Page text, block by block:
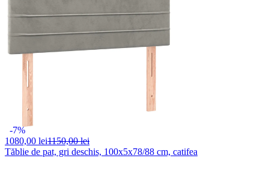
-7%
1080,00 lei1150,00 lei
Tăblie de pat, gri deschis, 100x5x78/88 cm, catifea